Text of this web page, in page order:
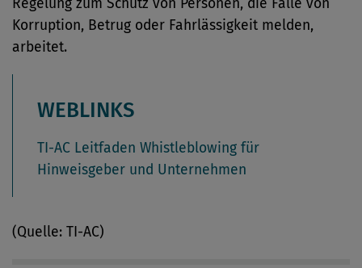
Regelung zum Schutz von Personen, die Fälle von
Korruption, Betrug oder Fahrlässigkeit melden,
arbeitet.
WEBLINKS
TI-AC Leitfaden Whistleblowing für
Hinweisgeber und Unternehmen
(Quelle: TI-AC)